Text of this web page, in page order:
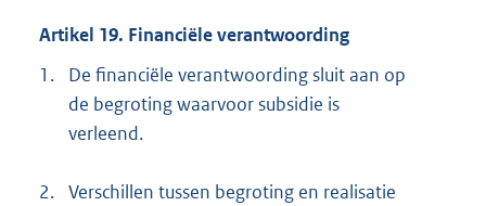
Artikel 19. Financiële verantwoording
1.
De financiële verantwoording sluit aan op
de begroting waarvoor subsidie is
verleend.
2. Verschillen tussen begroting en realisatie